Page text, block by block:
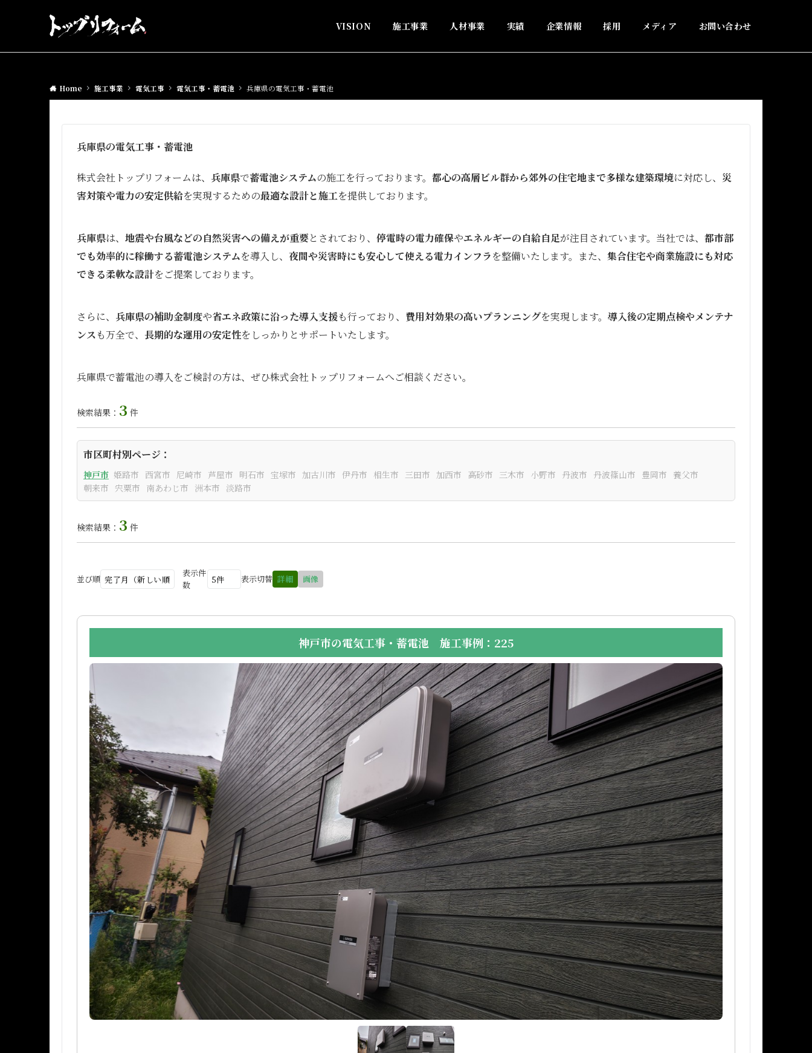
VISION 施工事業 人材事業 実績 企業情報 採用 メディア お問い合わせ
Home 施工事業 電気工事 電気工事・蓄電池 兵庫県の電気工事・蓄電池
兵庫県の電気工事・蓄電池
株式会社トップリフォームは、 兵庫県で蓄電池システムの施工を行っております。 都心の高層ビル群から郊外の住宅地まで多様な建築環境に対応し、 災
害対策や電力の安定供給を実現するための最適な設計と施工を提供しております。
兵庫県は、 地震や台風などの自然災害への備えが重要とされており、 停電時の電力確保やエネルギーの自給自足が注目されています。当社では、 都市部
でも効率的に稼働する蓄電池システムを導入し、 夜間や災害時にも安心して使える電力インフラを整備いたします。また、 集合住宅や商業施設にも対応
できる柔軟な設計をご提案しております。
さらに、 兵庫県の補助金制度や省エネ政策に沿った導入支援も行っており、 費用対効果の高いプランニングを実現します。 導入後の定期点検やメンテナ
ンスも万全で、 長期的な運用の安定性をしっかりとサポートいたします。
兵庫県で蓄電池の導入をご検討の方は、ぜひ株式会社トップリフォームへご相談ください。
検索結果： 3 件
市区町村別ページ：
神戸市 姫路市 西宮市 尼崎市 芦屋市 明石市 宝塚市 加古川市 伊丹市 相生市 三田市 加西市 高砂市 三木市 小野市 丹波市 丹波篠山市 豊岡市 養父市
朝来市 宍粟市 南あわじ市 洲本市 淡路市
検索結果： 3 件
並び順
表示件
数
表示切替 詳細 画像
神戸市の電気工事・蓄電池 施工事例：225